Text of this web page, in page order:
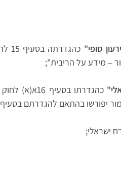
סופי"
– מידע על הריבית";
בהתאם להגדרתם בסעיף 16א(א) הנ"ל;
ישראלי;